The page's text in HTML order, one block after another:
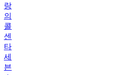
랑
의
콜
센
타
세
븐